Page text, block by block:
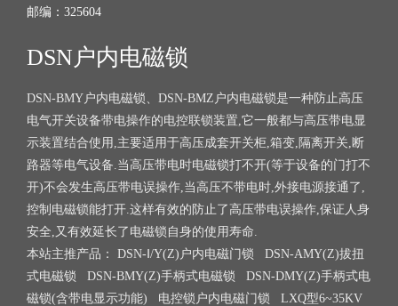
邮编：325604
DSN户内电磁锁
DSN-BMY户内电磁锁、DSN-BMZ户内电磁锁是一种防止高压
电气开关设备带电操作的电控联锁装置,它一般都与高压带电显
示装置结合使用,主要适用于高压成套开关柜,箱变,隔离开关,断
路器等电气设备.当高压带电时电磁锁打不开(等于设备的门打不
开)不会发生高压带电误操作,当高压不带电时,外接电源接通了,
控制电磁锁能打开.这样有效的防止了高压带电误操作,保证人身
安全,又有效延长了电磁锁自身的使用寿命.
本站主推产品： DSN-Ⅰ/Y(Z)户内电磁门锁
DSN-AMY(Z)拔扭
式电磁锁
DSN-BMY(Z)手柄式电磁锁
DSN-DMY(Z)手柄式电
磁锁(含带电显示功能)
电控锁户内电磁门锁
LXQ型6~35KV